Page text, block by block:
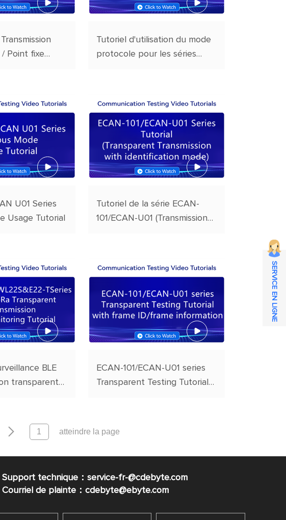
Point fixe
Tutoriel d'utilisation du mode
protocole pour les séries
U01 Series
Usage Tutorial
Tutoriel de la série ECAN-
101/ECAN-U01 (Transmission
BLE
transparente
ECAN-101/ECAN-U01 series
Transparent Testing Tutorial

Support technique：service-fr-@cdebyte.com
Courriel de plainte：cdebyte@ebyte.com
SERVICE EN LIGNE